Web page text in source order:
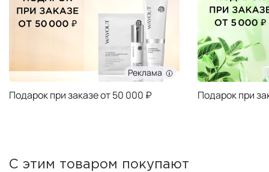
Реклама
Подарок при заказе от 50 000 ₽ Подарок при
С этим товаром покупают